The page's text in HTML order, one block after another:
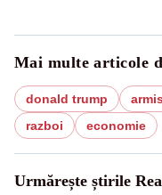
Mai multe articole
donald trump
razboi
economie
Urmărește știrile